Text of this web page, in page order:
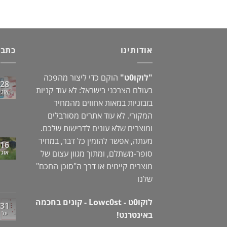
אודותינו
"לוקו0ט"
הוקם כדי ליצור מהפכה
בעולם הצרכני בישראל: לא עוד קניות
בזבזניות במאות אחוזים מהמחיר
המקורי. לא עוד אתרים מסורבלים
ומוצרים שלא עונים לדרישות שלכם.
מעתה, אפשר להזמין כל דבר, במחיר
סופר-משתלם, ומתוך מגוון עצום של
מוצרים קיימים או דרך ה"סוכן החכם"
שלנו
לוקו0ט - Lowc0st - קונים בחכמה
באינטרנט!
28
אוג
16
אוג
31
יול